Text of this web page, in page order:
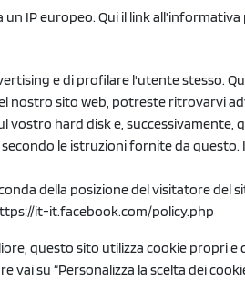
IP europeo. Qui il link
e di profilare l'utente stesso.
nostro sito web, potreste ritrovarvi
hard disk e,
le istruzioni fornite da
della posizione del visitatore del
it-it.facebook.com/policy.php
questo sito utilizza cookie propri
su “Personalizza la scelta dei